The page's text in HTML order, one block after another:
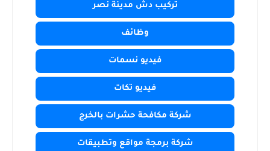
تركيب دش مدينة نصر
وظائف
فيديو نسمات
فيديو تكات
شركة مكافحة حشرات بالخرج
شركة برمجة مواقع وتطبيقات